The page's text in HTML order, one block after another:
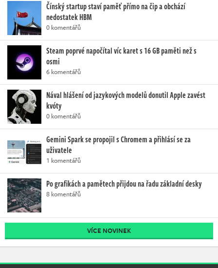
Čínský startup staví paměť přímo na čip a obchází
nedostatek HBM
0 komentářů
Steam poprvé napočítal víc karet s 16 GB paměti než s
osmi
6 komentářů
Nával hlášení od jazykových modelů donutil Apple zavést
kvóty
0 komentářů
Gemini Spark se propojil s Chromem a přihlásí se za
uživatele
1 komentářů
Po grafikách a pamětech přijdou na řadu základní desky
8 komentářů
VÍCE NOVINEK